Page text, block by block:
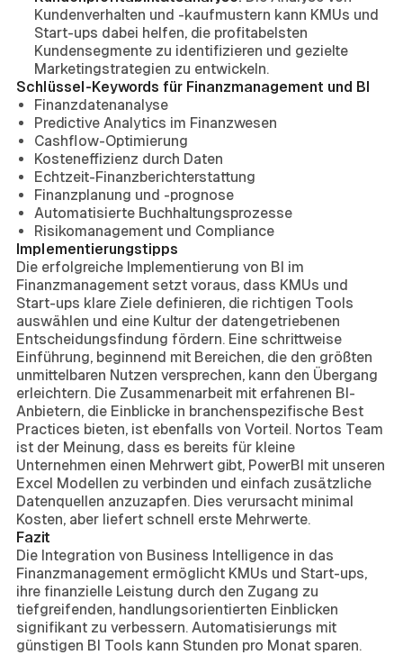
Kundenverhalten und -kaufmustern kann KMUs und
Start-ups dabei helfen, die profitabelsten
Kundensegmente zu identifizieren und gezielte
Marketingstrategien zu entwickeln.
Schlüssel-Keywords für Finanzmanagement und BI
Finanzdatenanalyse
Predictive Analytics im Finanzwesen
Cashflow-Optimierung
Kosteneffizienz durch Daten
Echtzeit-Finanzberichterstattung
Finanzplanung und -prognose
Automatisierte Buchhaltungsprozesse
Risikomanagement und Compliance
Implementierungstipps
Die erfolgreiche Implementierung von BI im
Finanzmanagement setzt voraus, dass KMUs und
Start-ups klare Ziele definieren, die richtigen Tools
auswählen und eine Kultur der datengetriebenen
Entscheidungsfindung fördern. Eine schrittweise
Einführung, beginnend mit Bereichen, die den größten
unmittelbaren Nutzen versprechen, kann den Übergang
erleichtern. Die Zusammenarbeit mit erfahrenen BI-
Anbietern, die Einblicke in branchenspezifische Best
Practices bieten, ist ebenfalls von Vorteil. Nortos Team
ist der Meinung, dass es bereits für kleine
Unternehmen einen Mehrwert gibt, PowerBI mit unseren
Excel Modellen zu verbinden und einfach zusätzliche
Datenquellen anzuzapfen. Dies verursacht minimal
Kosten, aber liefert schnell erste Mehrwerte.
Fazit
Die Integration von Business Intelligence in das
Finanzmanagement ermöglicht KMUs und Start-ups,
ihre finanzielle Leistung durch den Zugang zu
tiefgreifenden, handlungsorientierten Einblicken
signifikant zu verbessern. Automatisierungs mit
günstigen BI Tools kann Stunden pro Monat sparen.